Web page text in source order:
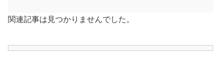
関連記事は見つかりませんでした。